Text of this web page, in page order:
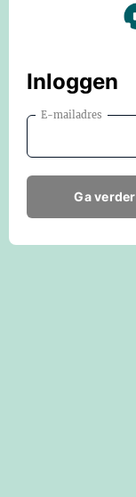
Inloggen
E-mailadres
Ga verder